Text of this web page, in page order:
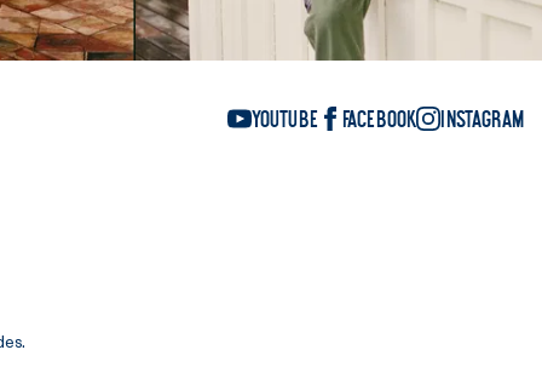
YouTube Facebook Instagram